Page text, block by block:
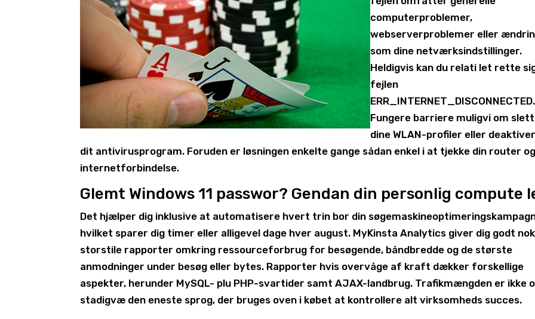
computerproblemer,
webserverproblemer eller
som dine netværksindstillinger.
Heldigvis kan du relati let rette
fejlen
ERR_INTERNET_DISCONNECTED.
Fungere barriere muligvi om
dine WLAN-profiler eller
dit antivirusprogram. Foruden er løsningen enkelte gange sådan enkel i at tjekke din router og
internetforbindelse.
Glemt Windows 11 passwor? Gendan din personlig compute
Det hjælper dig inklusive at automatisere hvert trin bor din
hvilket sparer dig timer eller alligevel dage hver august. MyKinsta Analytics giver dig godt nok
storstile rapporter omkring ressourceforbrug for besøgende, båndbredde og de største
anmodninger under besøg eller bytes. Rapporter hvis overvåge af kraft dækker forskellige
aspekter, herunder MySQL- plu PHP-svartider samt AJAX-landbrug. Trafikmængden er ikke
stadigvæ den eneste sprog, der bruges oven i købet at kontrollere alt virksomheds succes.